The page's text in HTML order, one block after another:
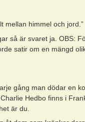
mellan himmel och jord.”
så är svaret ja. OBS:
satir om en mängd
gång man dödar en
Hedbo finns i
är du.